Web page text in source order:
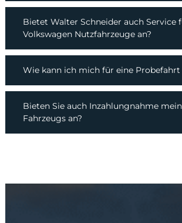
Bietet Walter Schneider auch Service
Volkswagen Nutzfahrzeuge an?
Wie kann ich mich für eine Probefahrt
Bieten Sie auch Inzahlungnahme
Fahrzeugs an?